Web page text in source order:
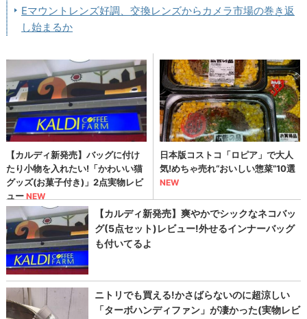
Eマウントレンズ好調、交換レンズからカメラ市場の巻き返
し始まるか